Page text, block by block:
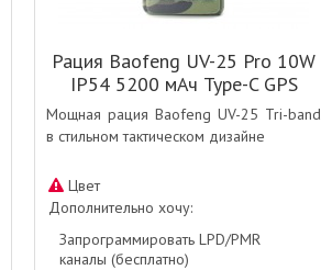
Рация Baofeng UV-25 Pro 10W
IP54 5200 мАч Type-C GPS
Зеленый камуфляж
Мощная рация Baofeng UV-25 Tri-band
в стильном тактическом дизайне
Цвет
Дополнительно хочу:
Запрограммировать LPD/PMR
каналы (бесплатно)